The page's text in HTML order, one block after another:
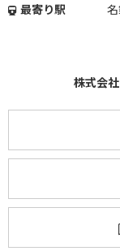
最寄り駅
株式会